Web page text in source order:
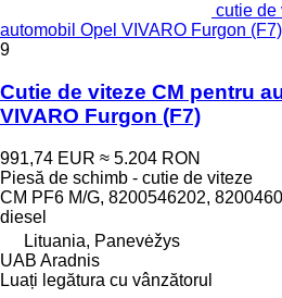
cutie de
automobil Opel VIVARO Furgon (F7)
9
Cutie de viteze CM pentru
VIVARO Furgon (F7)
991,74 EUR ≈ 5.204 RON
Piesă de schimb - cutie de viteze
CM PF6 M/G, 8200546202,
diesel
Lituania, Panevėžys
UAB Aradnis
Luați legătura cu vânzătorul